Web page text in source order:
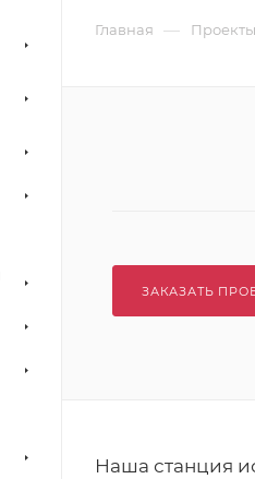
Главная — Проекты
ЗАКАЗАТЬ
Наша станция